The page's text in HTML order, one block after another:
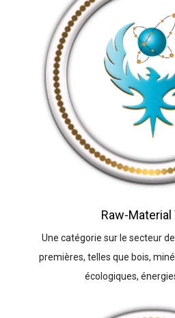
Raw-Material
Une catégorie sur le secteur
premières, telles que bois,
écologiques,